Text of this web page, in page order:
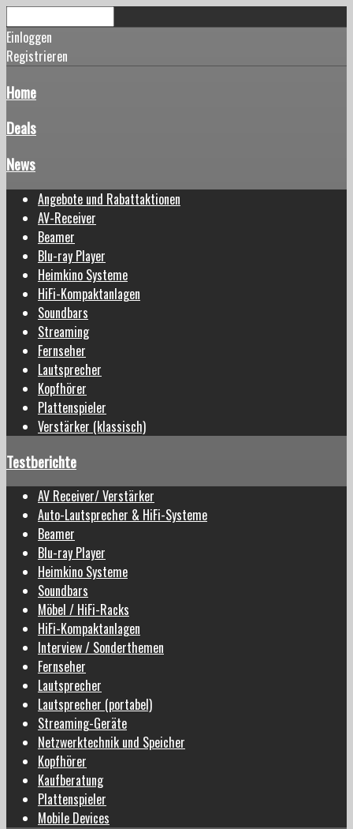
Einloggen
Registrieren
Home
Deals
News
Angebote und Rabattaktionen
AV-Receiver
Beamer
Blu-ray Player
Heimkino Systeme
HiFi-Kompaktanlagen
Soundbars
Streaming
Fernseher
Lautsprecher
Kopfhörer
Plattenspieler
Verstärker (klassisch)
Testberichte
AV Receiver/ Verstärker
Auto-Lautsprecher & HiFi-Systeme
Beamer
Blu-ray Player
Heimkino Systeme
Soundbars
Möbel / HiFi-Racks
HiFi-Kompaktanlagen
Interview / Sonderthemen
Fernseher
Lautsprecher
Lautsprecher (portabel)
Streaming-Geräte
Netzwerktechnik und Speicher
Kopfhörer
Kaufberatung
Plattenspieler
Mobile Devices